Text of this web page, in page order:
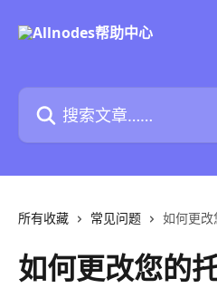
搜索文章……
所有收藏 常见问题 如何更改
如何更改您的